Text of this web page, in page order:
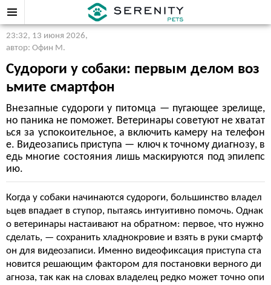
23:32, 13 июня 2026,
автор: Офин М.
Судороги у собаки: первым делом воз
ьмите смартфон
Внезапные судороги у питомца — пугающее зрелище,
но паника не поможет. Ветеринары советуют не хватат
ься за успокоительное, а включить камеру на телефон
е. Видеозапись приступа — ключ к точному диагнозу, в
едь многие состояния лишь маскируются под эпилепс
ию.
Когда у собаки начинаются судороги, большинство владел
ьцев впадает в ступор, пытаясь интуитивно помочь. Однак
о ветеринары настаивают на обратном: первое, что нужно
сделать, — сохранить хладнокровие и взять в руки смартф
он для видеозаписи. Именно видеофиксация приступа ста
новится решающим фактором для постановки верного ди
агноза, так как на словах владелец редко может точно опи